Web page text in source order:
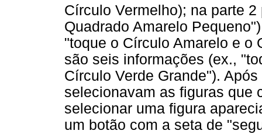
Círculo Vermelho); na parte
Quadrado Amarelo
"toque o Círculo Amarelo e o
são seis informações (ex.,
Círculo Verde Grande").
selecionavam as figuras que
selecionar uma figura
um botão com a seta de